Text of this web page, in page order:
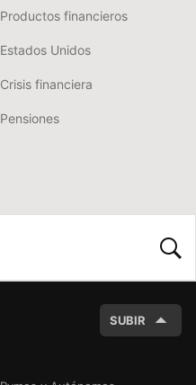
Productos financieros
Estados Unidos
Crisis financiera
Pensiones
SUBIR